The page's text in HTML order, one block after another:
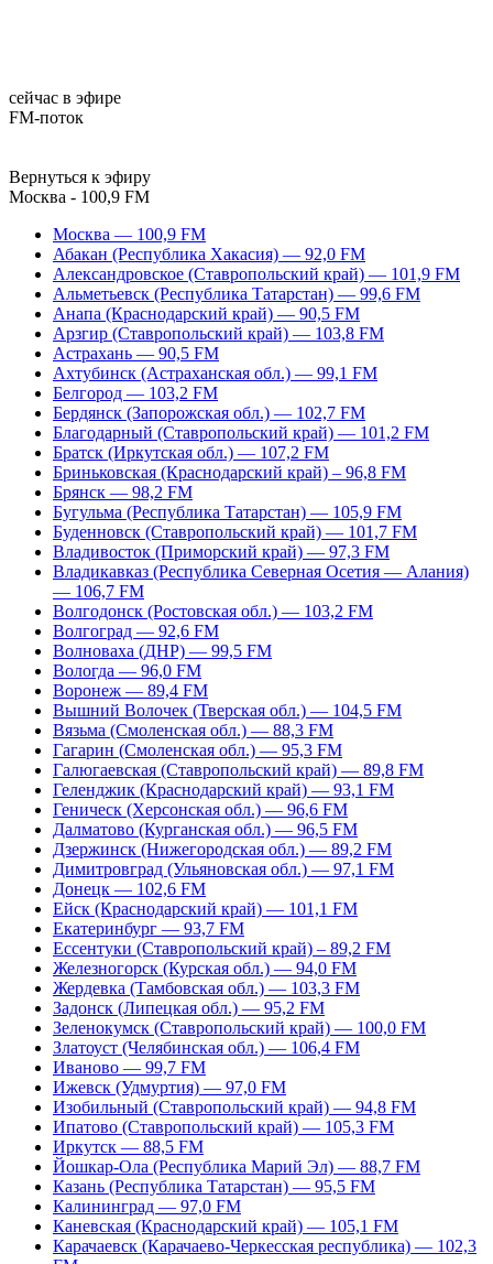
сейчас в эфире
FM-поток
Вернуться к эфиру
Москва - 100,9 FM
Москва — 100,9 FM
Абакан (Республика Хакасия) — 92,0 FM
Александровское (Ставропольский край) — 101,9 FM
Альметьевск (Республика Татарстан) — 99,6 FM
Анапа (Краснодарский край) — 90,5 FM
Арзгир (Ставропольский край) — 103,8 FM
Астрахань — 90,5 FM
Ахтубинск (Астраханская обл.) — 99,1 FM
Белгород — 103,2 FM
Бердянск (Запорожская обл.) — 102,7 FM
Благодарный (Ставропольский край) — 101,2 FM
Братск (Иркутская обл.) — 107,2 FM
Бриньковская (Краснодарский край) – 96,8 FM
Брянск — 98,2 FM
Бугульма (Республика Татарстан) — 105,9 FM
Буденновск (Ставропольский край) — 101,7 FM
Владивосток (Приморский край) — 97,3 FM
Владикавказ (Республика Северная Осетия — Алания)
— 106,7 FM
Волгодонск (Ростовская обл.) — 103,2 FM
Волгоград — 92,6 FM
Волноваха (ДНР) — 99,5 FM
Вологда — 96,0 FM
Воронеж — 89,4 FM
Вышний Волочек (Тверская обл.) — 104,5 FM
Вязьма (Смоленская обл.) — 88,3 FM
Гагарин (Смоленская обл.) — 95,3 FM
Галюгаевская (Ставропольский край) — 89,8 FM
Геленджик (Краснодарский край) — 93,1 FM
Геническ (Херсонская обл.) — 96,6 FM
Далматово (Курганская обл.) — 96,5 FM
Дзержинск (Нижегородская обл.) — 89,2 FM
Димитровград (Ульяновская обл.) — 97,1 FM
Донецк — 102,6 FM
Ейск (Краснодарский край) — 101,1 FM
Екатеринбург — 93,7 FM
Ессентуки (Ставропольский край) – 89,2 FM
Железногорск (Курская обл.) — 94,0 FM
Жердевка (Тамбовская обл.) — 103,3 FM
Задонск (Липецкая обл.) — 95,2 FM
Зеленокумск (Ставропольский край) — 100,0 FM
Златоуст (Челябинская обл.) — 106,4 FM
Иваново — 99,7 FM
Ижевск (Удмуртия) — 97,0 FM
Изобильный (Ставропольский край) — 94,8 FM
Ипатово (Ставропольский край) — 105,3 FM
Иркутск — 88,5 FM
Йошкар-Ола (Республика Марий Эл) — 88,7 FM
Казань (Республика Татарстан) — 95,5 FM
Калининград — 97,0 FM
Каневская (Краснодарский край) — 105,1 FM
Карачаевск (Карачаево-Черкесская республика) — 102,3